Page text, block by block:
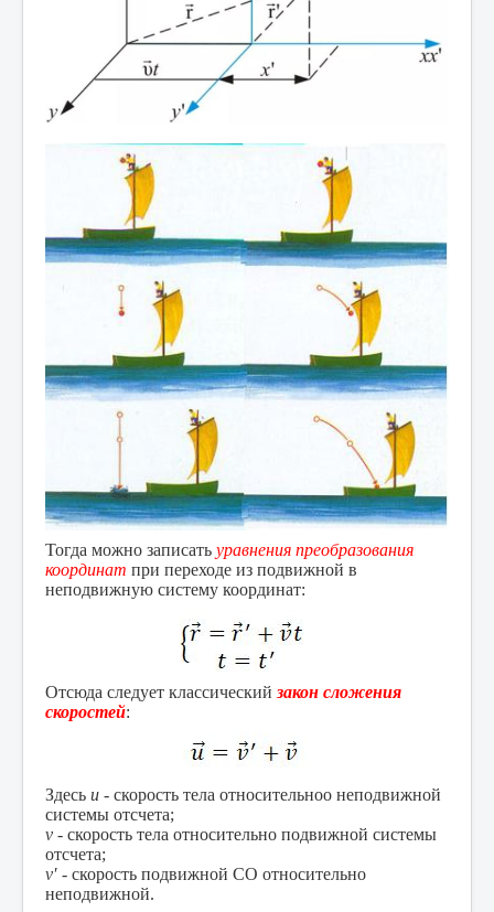
Тогда можно записать уравнения преобразования
координат при переходе из подвижной в
неподвижную систему координат:
Отсюда следует классический закон сложения
скоростей:
Здесь u - скорость тела относительноо неподвижной
системы отсчета;
v - скорость тела относительно подвижной системы
отсчета;
v′ - скорость подвижной СО относительно
неподвижной.